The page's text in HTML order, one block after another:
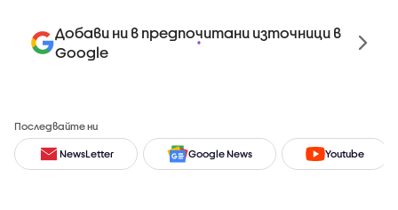
Добави ни в предпочитани източници в
Google
Последвайте ни
NewsLetter Google News Youtube